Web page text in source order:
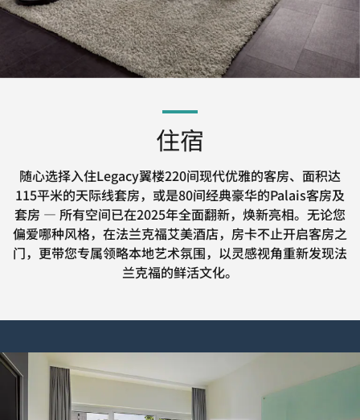
住宿
随心选择入住Legacy翼楼220间现代优雅的客房、面积达
115平米的天际线套房，或是80间经典豪华的Palais客房及
套房 — 所有空间已在2025年全面翻新，焕新亮相。无论您
偏爱哪种风格，在法兰克福艾美酒店，房卡不止开启客房之
门，更带您专属领略本地艺术氛围，以灵感视角重新发现法
兰克福的鲜活文化。